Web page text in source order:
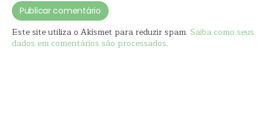
Este site utiliza o Akismet para reduzir spam. Saiba como seus
dados em comentários são processados.